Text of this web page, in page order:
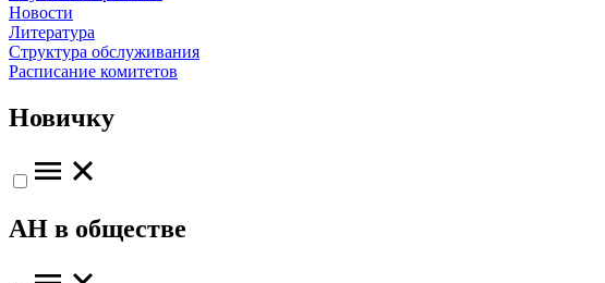
Новости
Литература
Структура обслуживания
Расписание комитетов
Новичку
АН в обществе